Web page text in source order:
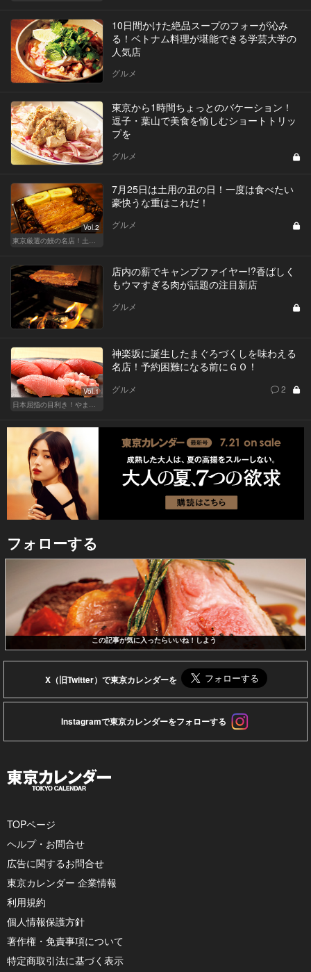
10日間かけた絶品スープのフォーが沁み
る！ベトナム料理が堪能できる学芸大学の
人気店
グルメ
東京から1時間ちょっとのバケーション！
逗子・葉山で美食を愉しむショートトリッ
プを
グルメ
Vol.2
7月25日は土用の丑の日！一度は食べたい
豪快うな重はこれだ！
グルメ
店内の薪でキャンプファイヤー!?香ばしく
もウマすぎる肉が話題の注目新店
グルメ
Vol.1
神楽坂に誕生したまぐろづくしを味わえる
名店！予約困難になる前にＧＯ！
グルメ 2
フォローする
この記事が気に入ったらいいね！しよう
X（旧Twitter）で東京カレンダーを
Instagramで東京カレンダーをフォローする
TOPページ
ヘルプ・お問合せ
広告に関するお問合せ
東京カレンダー 企業情報
利用規約
個人情報保護方針
著作権・免責事項について
特定商取引法に基づく表示